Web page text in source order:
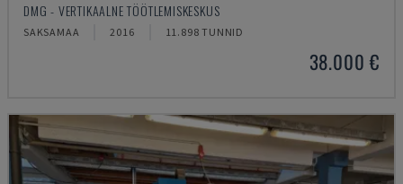
DMG - VERTIKAALNE TÖÖTLEMISKESKUS
SAKSAMAA 2016 11.898 TUNNID
38.000 €